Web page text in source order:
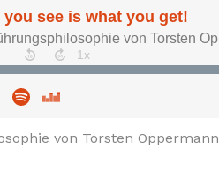
von Torsten Oppermann